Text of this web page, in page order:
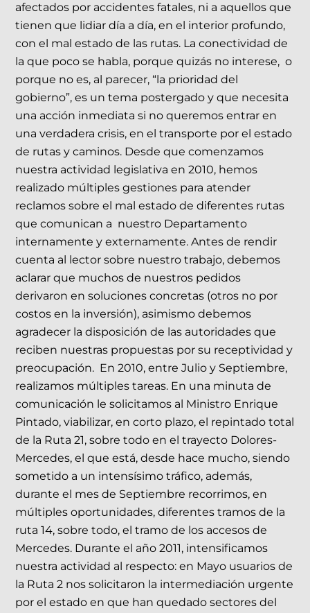
afectados por accidentes fatales, ni a aquellos que
tienen que lidiar día a día, en el interior profundo,
con el mal estado de las rutas. La conectividad de
la que poco se habla, porque quizás no interese, o
porque no es, al parecer, “la prioridad del
gobierno”, es un tema postergado y que necesita
una acción inmediata si no queremos entrar en
una verdadera crisis, en el transporte por el estado
de rutas y caminos. Desde que comenzamos
nuestra actividad legislativa en 2010, hemos
realizado múltiples gestiones para atender
reclamos sobre el mal estado de diferentes rutas
que comunican a nuestro Departamento
internamente y externamente. Antes de rendir
cuenta al lector sobre nuestro trabajo, debemos
aclarar que muchos de nuestros pedidos
derivaron en soluciones concretas (otros no por
costos en la inversión), asimismo debemos
agradecer la disposición de las autoridades que
reciben nuestras propuestas por su receptividad y
preocupación. En 2010, entre Julio y Septiembre,
realizamos múltiples tareas. En una minuta de
comunicación le solicitamos al Ministro Enrique
Pintado, viabilizar, en corto plazo, el repintado total
de la Ruta 21, sobre todo en el trayecto Dolores-
Mercedes, el que está, desde hace mucho, siendo
sometido a un intensísimo tráfico, además,
durante el mes de Septiembre recorrimos, en
múltiples oportunidades, diferentes tramos de la
ruta 14, sobre todo, el tramo de los accesos de
Mercedes. Durante el año 2011, intensificamos
nuestra actividad al respecto: en Mayo usuarios de
la Ruta 2 nos solicitaron la intermediación urgente
por el estado en que han quedado sectores del